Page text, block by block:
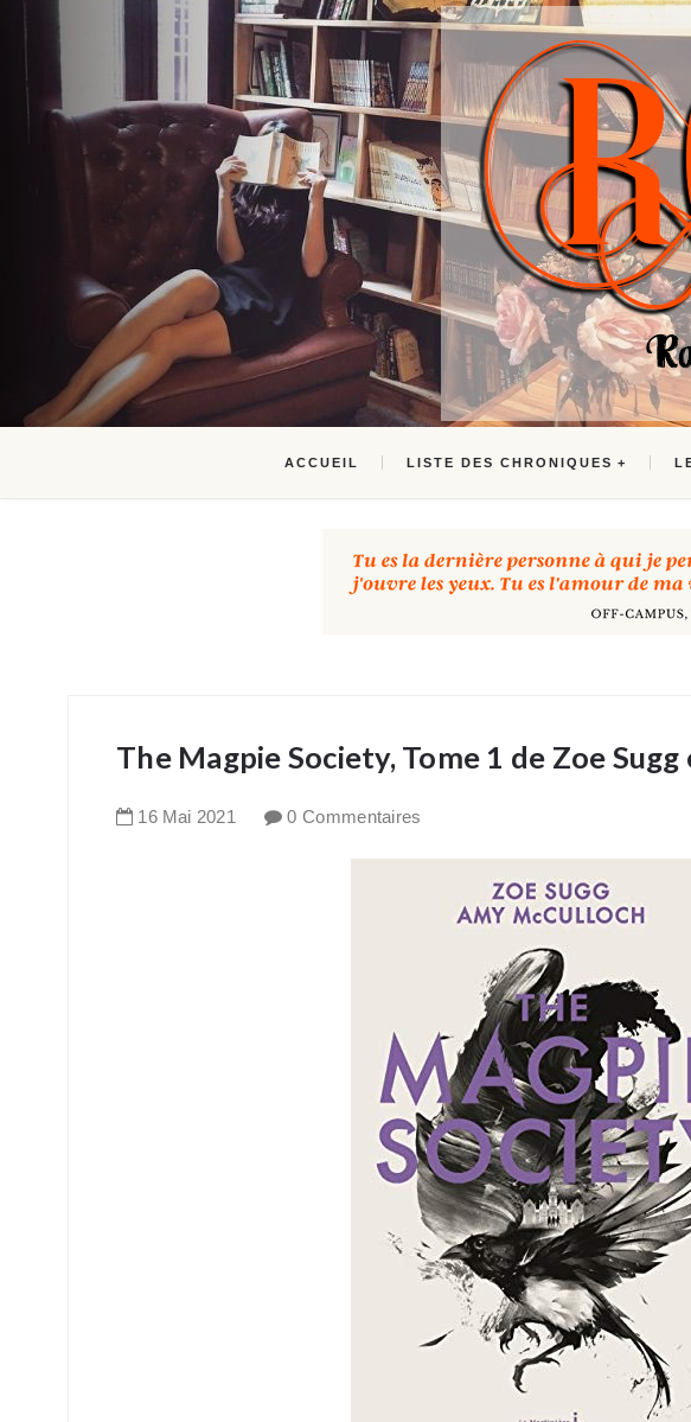
ACCUEIL LISTE DES CHRONIQUES
The Magpie Society, Tome 1 de Zoe
16 Mai 2021 0 Commentaires